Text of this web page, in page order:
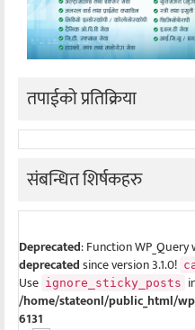
तपाईको प्रतिक्रिया
संबन्धित शिर्षकहरु
Deprecated: Function
deprecatedsince version 3.1.0!
Use ignore_sticky_posts
/home/stateonl/public_html/
6131